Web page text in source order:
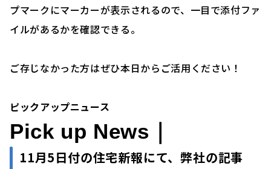
プマークにマーカーが表示されるので、一目で添付ファ
イルがあるかを確認できる。
ご存じなかった方はぜひ本日からご活用ください！
ピックアップニュース
Pick up News｜
11月5日付の住宅新報にて、弊社の記事